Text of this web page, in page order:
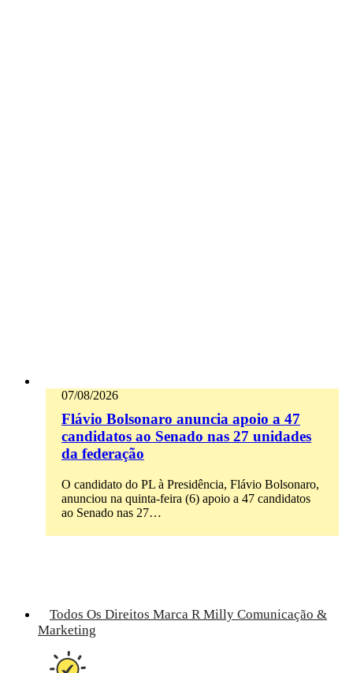
07/08/2026
Flávio Bolsonaro anuncia apoio a 47
candidatos ao Senado nas 27 unidades
da federação
O candidato do PL à Presidência, Flávio Bolsonaro,
anunciou na quinta-feira (6) apoio a 47 candidatos
ao Senado nas 27…
Todos Os Direitos Marca R Milly Comunicação &
Marketing